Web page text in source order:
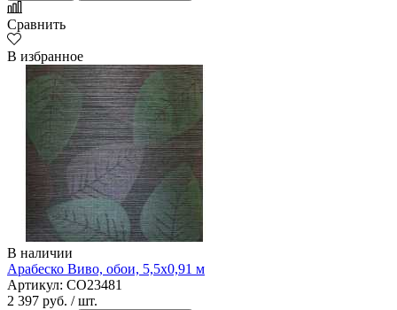
Сравнить
В избранное
В наличии
Арабеско Виво, обои, 5,5х0,91 м
Артикул: CO23481
2 397 руб. / шт.